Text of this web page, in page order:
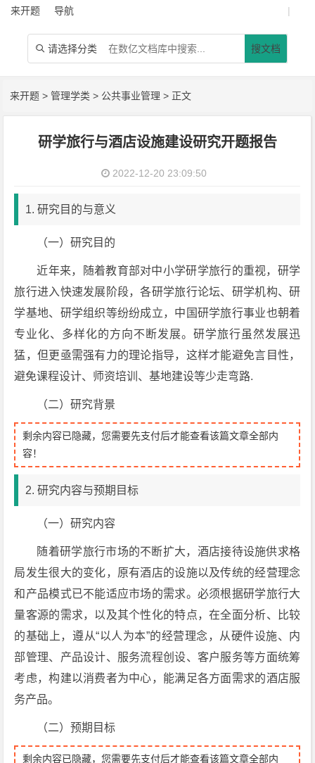
来开题 导航 |
 请选择分类 搜文档
来开题 >管理学类 > 公共事业管理 > 正文
研学旅行与酒店设施建设研究开题报告
2022-12-20 23:09:50
1. 研究目的与意义
（一）研究目的
近年来，随着教育部对中小学研学旅行的重视，研学
旅行进入快速发展阶段，各研学旅行论坛、研学机构、研
学基地、研学组织等纷纷成立，中国研学旅行事业也朝着
专业化、多样化的方向不断发展。研学旅行虽然发展迅
猛，但更亟需强有力的理论指导，这样才能避免言目性，
避免课程设计、师资培训、基地建设等少走弯路.
（二）研究背景
剩余内容已隐藏，您需要先支付后才能查看该篇文章全部内
容！
2. 研究内容与预期目标
（一）研究内容
随着研学旅行市场的不断扩大，酒店接待设施供求格
局发生很大的变化，原有酒店的设施以及传统的经营理念
和产品模式已不能适应市场的需求。必须根据研学旅行大
量客源的需求，以及其个性化的特点，在全面分析、比较
的基础上，遵从“以人为本”的经营理念，从硬件设施、内
部管理、产品设计、服务流程创设、客户服务等方面统筹
考虑，构建以消费者为中心，能满足各方面需求的酒店服
务产品。
（二）预期目标
剩余内容已隐藏，您需要先支付后才能查看该篇文章全部内